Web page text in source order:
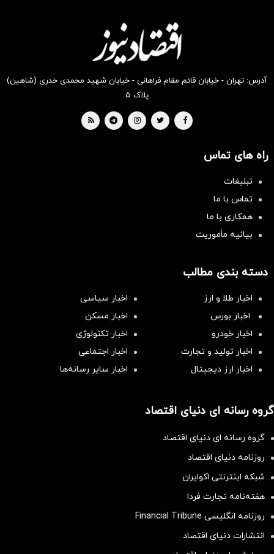
کالا
آدرس: تهران - خیابان قائم مقام فراهانی - خیابان شهید محمدی خدری (شاهین)
پلاک ۵
راه های تماس
تبلیغات
تماس با ما
همکاری با ما
بیانیه مأموریت
دسته بندی مطالب
اخبار طلا و ارز
اخبار سیاسی
اخبار بورس
اخبار مسکن
اخبار خودرو
اخبار تکنولوژی
اخبار تولید و تجارت
اخبار اجتماعی
اخبار ارز دیجیتال
اخبار سایر رسانه‌‌ها
گروه رسانه ای دنیای اقتصاد
گروه رسانه ای دنیای اقتصاد
روزنامه دنیای اقتصاد
شبکه اینترنتی اکوایران
هفته‌نامه تجارت فردا
روزنامه انگلیسی Financial Tribune
انتشارات دنیای اقتصاد